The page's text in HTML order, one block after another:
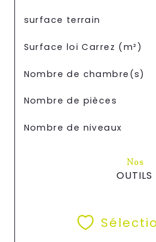
surface terrain
Surface loi Carrez (m²)
Nombre de chambre(s)
Nombre de pièces
Nombre de niveaux
Nos
OUTILS